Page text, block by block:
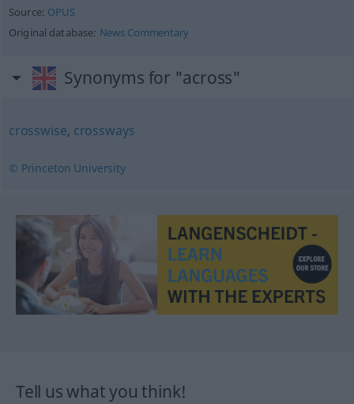
Source: OPUS
Original database: News Commentary
Synonyms for "across"
crosswise, crossways
© Princeton University
Tell us what you think!